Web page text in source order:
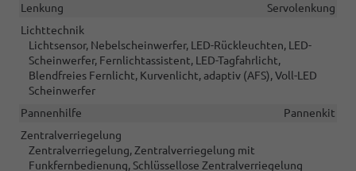
Lenkung
Servolenkung
Lichttechnik
Lichtsensor, Nebelscheinwerfer, LED-Rückleuchten, LED-
Scheinwerfer, Fernlichtassistent, LED-Tagfahrlicht,
Blendfreies Fernlicht, Kurvenlicht, adaptiv (AFS), Voll-LED
Scheinwerfer
Pannenhilfe
Pannenkit
Zentralverriegelung
Zentralverriegelung, Zentralverriegelung mit
Funkfernbedienung, Schlüssellose Zentralverriegelung